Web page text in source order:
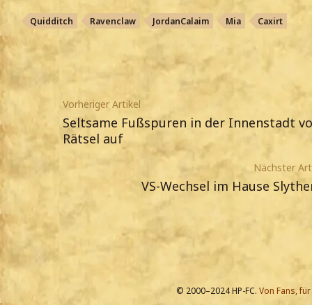
Quidditch Ravenclaw JordanCalaim Mia Caxirt
Vorheriger Artikel
Seltsame Fußspuren in der Innenstadt
Rätsel auf
Nächster
VS-Wechsel im Hause
© 2000–2024 HP-FC. Von Fans,